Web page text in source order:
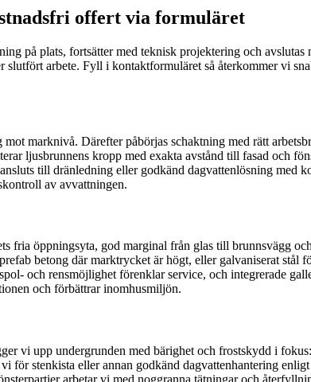
offert via formuläret
på plats, fortsätter med teknisk projektering och
arbete. Fyll i kontaktformuläret så återkommer vi
marknivå. Därefter påbörjas schaktning med rätt
ljusbrunnens kropp med exakta avstånd till fasad och
till dränledning eller godkänd dagvattenlösning
av avvattningen.
öppningsyta, god marginal från glas till brunnsvägg
betong där marktrycket är högt, eller galvaniserat
och rensmöjlighet förenklar service, och integrerade
och förbättrar inomhusmiljön.
vi upp undergrunden med bärighet och frostskydd i
stenkista eller annan godkänd dagvattenhantering
arbetar vi med noggranna tätningar och